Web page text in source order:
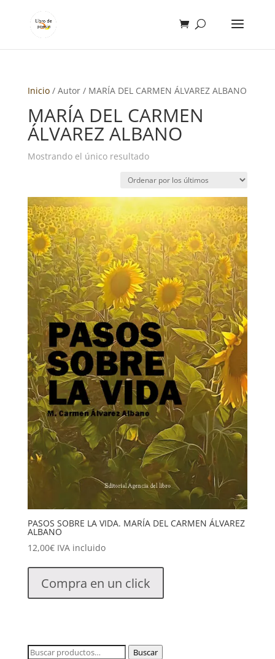
Inicio/ Autor / MARÍA DEL CARMEN ÁLVAREZ ALBANO
MARÍA DEL CARMEN
ÁLVAREZ ALBANO
Mostrando el único resultado
PASOS SOBRE LA VIDA. MARÍA DEL CARMEN ÁLVAREZ
ALBANO
12,00€ IVA incluido
Compra en un click
Buscar
Buscar